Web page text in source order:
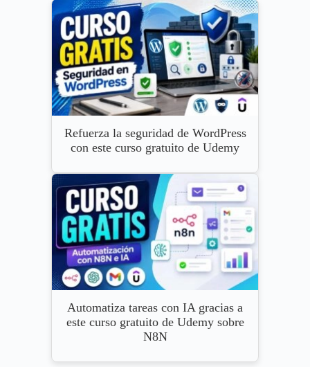
Refuerza la seguridad de WordPress
con este curso gratuito de Udemy
Automatiza tareas con IA gracias a
este curso gratuito de Udemy sobre
N8N